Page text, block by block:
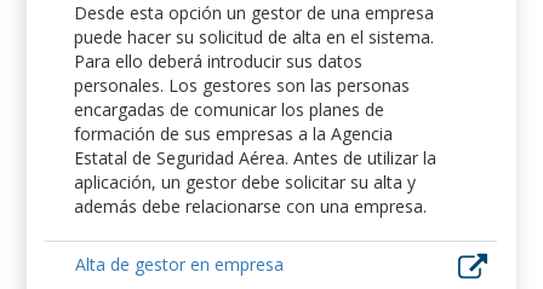
Desde esta opción un gestor de una empresa
puede hacer su solicitud de alta en el sistema.
Para ello deberá introducir sus datos
personales. Los gestores son las personas
encargadas de comunicar los planes de
formación de sus empresas a la Agencia
Estatal de Seguridad Aérea. Antes de utilizar la
aplicación, un gestor debe solicitar su alta y
además debe relacionarse con una empresa.
Alta de gestor en empresa